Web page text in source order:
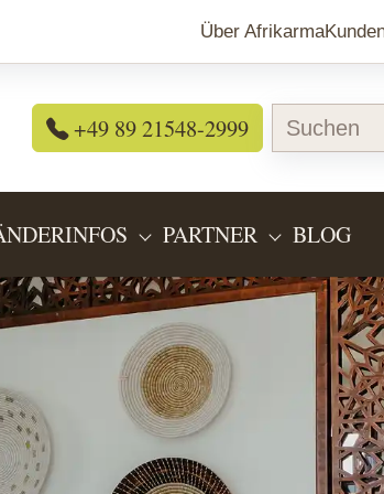
Über Afrikarma
+49 89 21548-2999
& CAMPS"
FOR "REISEARTEN"
SUBMENU FOR
PARTNER SUBMENU
BLOG